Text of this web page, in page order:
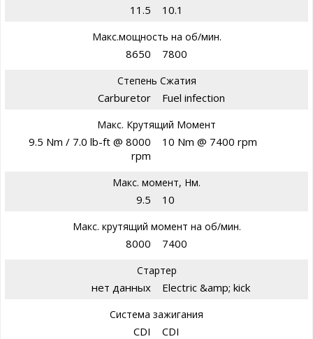
11.5 10.1
Макс.мощность на об/мин.
8650 7800
Степень Сжатия
Carburetor Fuel infection
Макс. Крутящий Момент
9.5 Nm / 7.0 lb-ft @ 8000
rpm
10 Nm @ 7400 rpm
Макс. момент, Нм.
9.5 10
Макс. крутящий момент на об/мин.
8000 7400
Стартер
нет данных Electric &amp; kick
Система зажигания
CDI CDI